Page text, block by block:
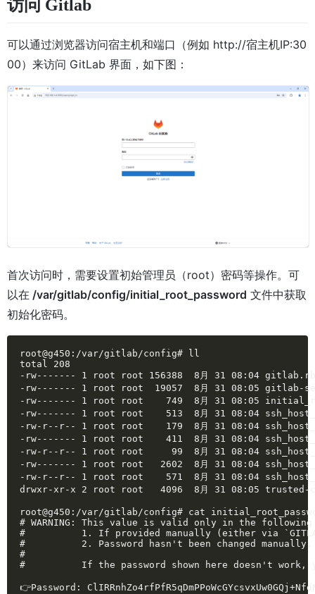
访问 Gitlab
可以通过浏览器访问宿主机和端口（例如 http://宿主机IP:30
00）来访问 GitLab 界面，如下图：
首次访问时，需要设置初始管理员（root）密码等操作。可
以在 /var/gitlab/config/initial_root_password 文件中获取
初始化密码。
root@g450:/var/gitlab/config# ll
total 208
-rw------- 1 root root 156388  8月 31 08:04 gitlab.rb
-rw------- 1 root root  19057  8月 31 08:05 gitlab-
-rw------- 1 root root    749  8月 31 08:05
-rw------- 1 root root    513  8月 31 08:04
-rw-r--r-- 1 root root    179  8月 31 08:04
-rw------- 1 root root    411  8月 31 08:04
-rw-r--r-- 1 root root     99  8月 31 08:04
-rw------- 1 root root   2602  8月 31 08:04
-rw-r--r-- 1 root root    571  8月 31 08:04
drwxr-xr-x 2 root root   4096  8月 31 08:05
root@g450:/var/gitlab/config# cat
# WARNING: This value is valid only in the
#          1. If provided manually (either via
#          2. Password hasn't been changed
#
#          If the password shown here doesn't
👉Password: